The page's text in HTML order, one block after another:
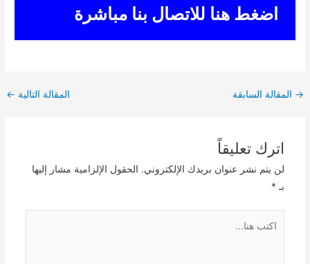
اضغط هنا للاتصال بنا مباشرة
Post
→ المقالة السابقة المقالة التالية ←
اترك تعليقاً
لن يتم نشر عنوان بريدك الإلكتروني. الحقول الإلزامية مشار إليها
بـ *